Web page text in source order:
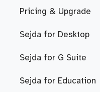
Pricing & Upgrade
Sejda for Desktop
Sejda for G Suite
Sejda for Education